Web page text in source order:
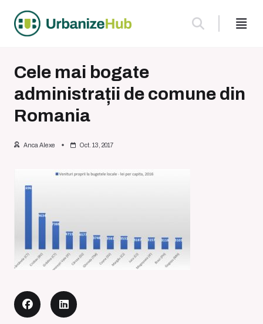
content
Cele mai bogate
administrații de comune din
Romania
Anca Alexe Oct. 13, 2017